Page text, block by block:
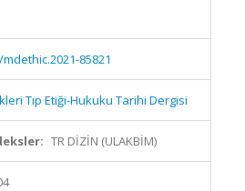
mdethic.2021-85821
Tıp Etiği-Hukuku Tarihi Dergisi
TR DİZİN (ULAKBİM)